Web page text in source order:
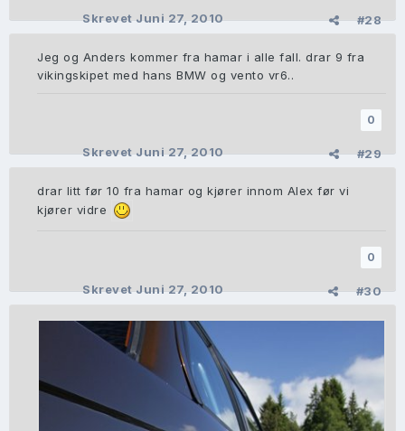
#28
SkrevetJuni 27, 2010
Jeg og Anders kommer fra hamar i alle fall. drar 9 fra
vikingskipet med hans BMW og vento vr6..
0
#29
SkrevetJuni 27, 2010
drar litt før 10 fra hamar og kjører innom Alex før vi
kjører vidre
0
#30
SkrevetJuni 27, 2010